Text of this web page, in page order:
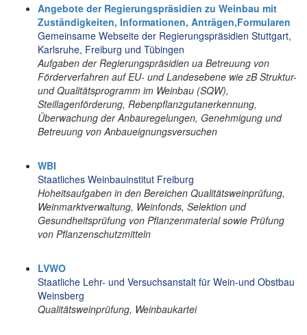
Angebote der Regierungspräsidien zu Weinbau mit
Zuständigkeiten, Informationen, Anträgen,Formularen
Gemeinsame Webseite der Regierungspräsidien Stuttgart,
Karlsruhe, Freiburg und Tübingen
Aufgaben der Regierungspräsidien ua Betreuung von
Förderverfahren auf EU- und Landesebene wie zB Struktur-
und Qualitätsprogramm im Weinbau (SQW),
Steillagenförderung, Rebenpflanzgutanerkennung,
Überwachung der Anbauregelungen, Genehmigung und
Betreuung von Anbaueignungsversuchen
WBI
Staatliches Weinbauinstitut Freiburg
Hoheitsaufgaben in den Bereichen Qualitätsweinprüfung,
Weinmarktverwaltung, Weinfonds, Selektion und
Gesundheitsprüfung von Pflanzenmaterial sowie Prüfung
von Pflanzenschutzmitteln
LVWO
Staatliche Lehr- und Versuchsanstalt für Wein-und Obstbau
Weinsberg
Qualitätsweinprüfung, Weinbaukartei